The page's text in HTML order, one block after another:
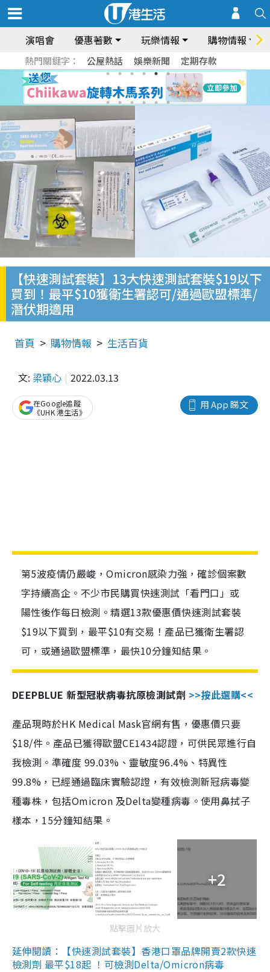
演唱會 優惠著數 玩樂情報 購物情報
熱門關鍵字： 公屋熱話 娛樂新聞 定期存款
【快速測試套裝】13大快速測試套裝$19以下
買到！最平$10獲衛生署認可/通過歐盟標準/
潛伏期適用
首頁 購物情報 生活百貨
文: 梁穎心 2022.03.13
用 App 睇文
在Google追蹤
《UHK 港生活》
第5波疫情仍嚴峻，Omicron感染力強，確診個案數
字持續高企。不少市民購買快速測試「看門口」或
陽性後作每日檢測。精選13款優惠價快速測試套裝
$19以下買到，最平$10有交易！產品已獲衛生署認
可，或通過歐盟標準，最快10分鐘知結果。
DEEPBLUE 新型冠狀病毒抗原檢測試劑 >>按此選購<<
產品現時於HK Medical Mask官網有售，優惠價只要
$18/件。產品已獲得歐盟CE1434認證，可供民眾進行自
我檢測。準確度 99.03%、靈敏度96.4%、特異性
99.8%，已經通過臨床實驗認證，有效檢測新冠病毒變
種毒株，包括Omicron 及Delta變種病毒。使用鼻拭子
樣本，15分鐘知結果。
+2
點擊圖片放大
延伸閱讀：【快速測試套裝】香港口罩品牌開賣2款快速
檢測劑 最平$18起 ！可檢測Delta/Omicron病毒